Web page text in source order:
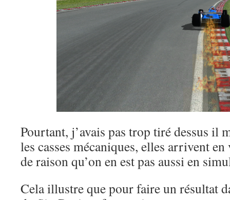
Pourtant, j’avais pas trop tiré dessus
les casses mécaniques, elles arrivent
de raison qu’on en est pas aussi en
Cela illustre que pour faire un résultat